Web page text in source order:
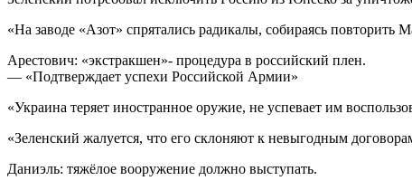
«На заводе «Азот» спрятались радикалы, собираясь повторить
Арестович: «экстракшен»- процедура в российский плен.
— «Подтверждает успехи Российской Армии»
«Украина теряет иностранное оружие, не успевает им
«Зеленский жалуется, что его склоняют к невыгодным
Даниэль: тяжёлое вооружение должно выступать.